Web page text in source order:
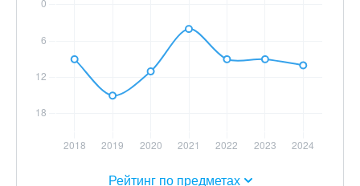
Рейтинг по предметах